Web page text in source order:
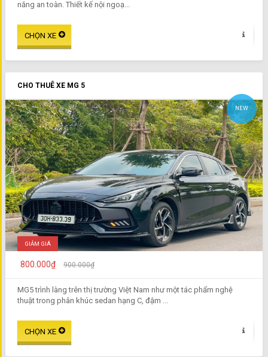
năng an toàn. Thiết kế nội ngoạ...
CHO THUÊ XE MG 5
NEW
GIẢM GIÁ
800.000₫ 900.000₫
MG5 trình làng trên thị trường Việt Nam như một tác phẩm nghệ
thuật trong phân khúc sedan hạng C, đậm ...